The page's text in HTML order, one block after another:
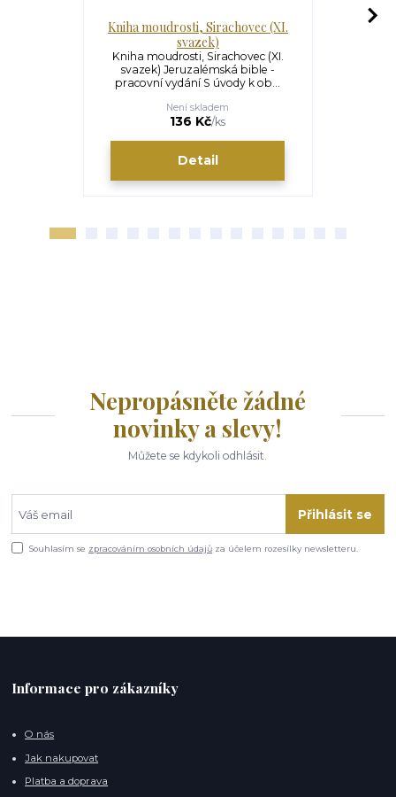
Kniha moudrosti, Sirachovec (XI.
svazek)
Kniha moudrosti, Sirachovec (XI.
svazek) Jeruzalémská bible -
pracovní vydání S úvody k ob...
136 Kč/ks
Není skladem
Detail
Nepropásněte žádné
novinky a slevy!
Můžete se kdykoli odhlásit.
Přihlásit se
Souhlasím se zpracováním osobních údajů za účelem rozesílky newsletteru.
Informace pro zákazníky
O nás
Jak nakupovat
Platba a doprava